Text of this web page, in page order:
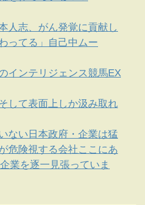
人志、がん発覚に貢献し
ってる」自己中ムー
インテリジェンス競馬EX
して表面上しか汲み取れ
ない日本政府・企業は猛
危険視する会社ここにあ
業を逐一見張っていま